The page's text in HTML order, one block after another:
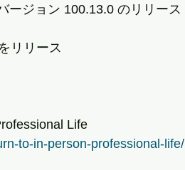
ージョン 100.13.0 のリリース
リリース
Life
to-in-person-professional-life/